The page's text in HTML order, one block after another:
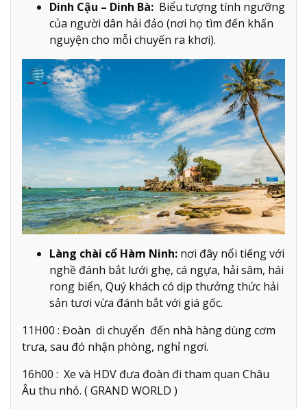
Dinh Cậu – Dinh Bà: Biểu tượng tính ngưỡng
của người dân hải đảo (nơi họ tìm đến khấn
nguyện cho mỗi chuyến ra khơi).
Làng chài cổ Hàm Ninh: nơi đây nổi tiếng với
nghề đánh bắt lưới ghẹ, cá ngựa, hải sâm, hái
rong biển, Quý khách có dịp thưởng thức hải
sản tươi vừa đánh bắt với giá gốc.
11H00 : Đoàn di chuyển đến nhà hàng dùng cơm
trưa, sau đó nhận phòng, nghỉ ngơi.
16h00 : Xe và HDV đưa đoàn đi tham quan Châu
Âu thu nhỏ. ( GRAND WORLD )